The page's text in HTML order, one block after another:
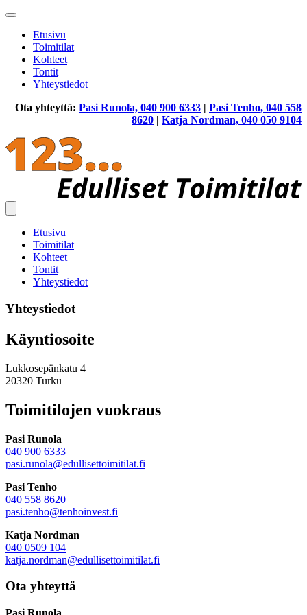
Etusivu
Toimitilat
Kohteet
Tontit
Yhteystiedot
Ota yhteyttä: Pasi Runola, 040 900 6333 | Pasi Tenho, 040 558
8620 | Katja Nordman, 040 050 9104
Etusivu
Toimitilat
Kohteet
Tontit
Yhteystiedot
Yhteystiedot
Käyntiosoite
Lukkosepänkatu 4
20320 Turku
Toimitilojen vuokraus
Pasi Runola
040 900 6333
pasi.runola@edullisettoimitilat.fi
Pasi Tenho
040 558 8620
pasi.tenho@tenhoinvest.fi
Katja Nordman
040 0509 104
katja.nordman@edullisettoimitilat.fi
Ota yhteyttä
Pasi Runola